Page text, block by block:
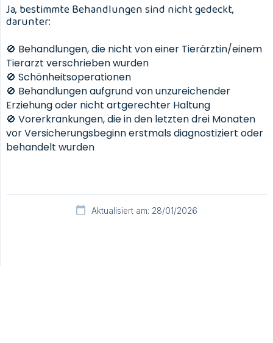
Ja, bestimmte Behandlungen sind nicht gedeckt,
darunter:
🚫 Behandlungen, die nicht von einer Tierärztin/einem
Tierarzt verschrieben wurden
🚫 Schönheitsoperationen
🚫 Behandlungen aufgrund von unzureichender
Erziehung oder nicht artgerechter Haltung
🚫 Vorerkrankungen, die in den letzten drei Monaten
vor Versicherungsbeginn erstmals diagnostiziert oder
behandelt wurden
Aktualisiert am: 28/01/2026